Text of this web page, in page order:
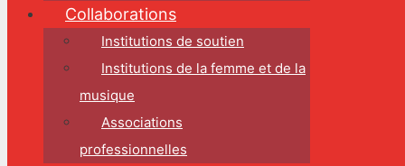
Collaborations
Institutions de soutien
Institutions de la femme et de la
musique
Associations
professionnelles